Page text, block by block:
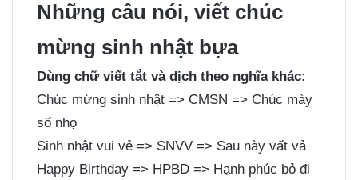
Những câu nói, viết chúc
mừng sinh nhật bựa
Dùng chữ viết tắt và dịch theo nghĩa khác:
Chúc mừng sinh nhật => CMSN => Chúc mày
số nhọ
Sinh nhật vui vẻ => SNVV => Sau này vất vả
Happy Birthday => HPBD => Hạnh phúc bỏ đi